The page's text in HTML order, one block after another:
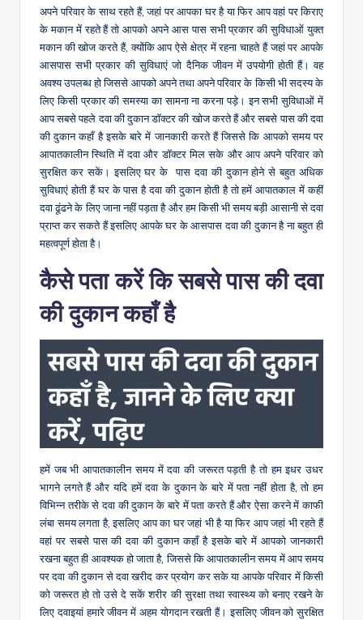
अपने परिवार के साथ रहते हैं, जहां पर आपका घर है या फिर आप वहां पर किराए
के मकान में रहते हैं तो आपको अपने आस पास सभी प्रकार की सुविधाओं युक्त
मकान की खोज करते हैं, क्योंकि आप ऐसे क्षेत्र में रहना चाहते हैं जहां पर आपके
आसपास सभी प्रकार की सुविधाएं जो दैनिक जीवन में उपयोगी होती हैं। वह
अवश्य उपलब्ध हो जिससे आपको अपने तथा अपने परिवार के किसी भी सदस्य के
लिए किसी प्रकार की समस्या का सामना ना करना पड़े। इन सभी सुविधाओं में
आप सबसे पहले दवा की दुकान डॉक्टर की खोज करते हैं और सबसे पास की दवा
की दुकान कहाँ है इसके बारे में जानकारी करते हैं जिससे कि आपको समय पर
आपातकालीन स्थिति में दवा और डॉक्टर मिल सके और आप अपने परिवार को
सुरक्षित कर सकें। इसलिए घर के पास दवा की दुकान होने से बहुत अधिक
सुविधाएं होती हैं घर के पास है दवा की दुकान होती है तो हमें आपातकाल में कहीं
दवा ढूंढने के लिए जाना नहीं पड़ता है और हम किसी भी समय बड़ी आसानी से दवा
प्राप्त कर सकते हैं इसलिए आपके घर के आसपास दवा की दुकान है ना बहुत ही
महत्वपूर्ण होता है।
कैसे पता करें कि सबसे पास की दवा
की दुकान कहाँ है
हमें जब भी आपातकालीन समय में दवा की जरूरत पड़ती है तो हम इधर उधर
भागने लगते हैं और यदि हमें दवा के दुकान के बारे में पता नहीं होता है, तो हम
विभिन्न तरीके से दवा की दुकान के बारे में पता करते हैं और ऐसा करने में काफी
लंबा समय लगता है, इसलिए आप का घर जहां भी है या फिर आप जहां भी रहते हैं
वहां पर सबसे पास की दवा की दुकान कहाँ है इसके बारे में आपको जानकारी
रखना बहुत ही आवश्यक हो जाता है, जिससे कि आपातकालीन समय में आप समय
पर दवा की दुकान से दवा खरीद कर प्रयोग कर सके या आपके परिवार में किसी
को जरूरत हो तो उसे दे सकें शरीर की सुरक्षा तथा स्वास्थ्य को बनाए रखने के
लिए दवाइयां हमारे जीवन में अहम योगदान रखती हैं। इसलिए जीवन को सुरक्षित